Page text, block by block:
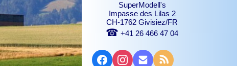
SuperModell's
Impasse des Lilas 2
CH-1762 Givisiez/FR
☎ +41 26 466 47 04